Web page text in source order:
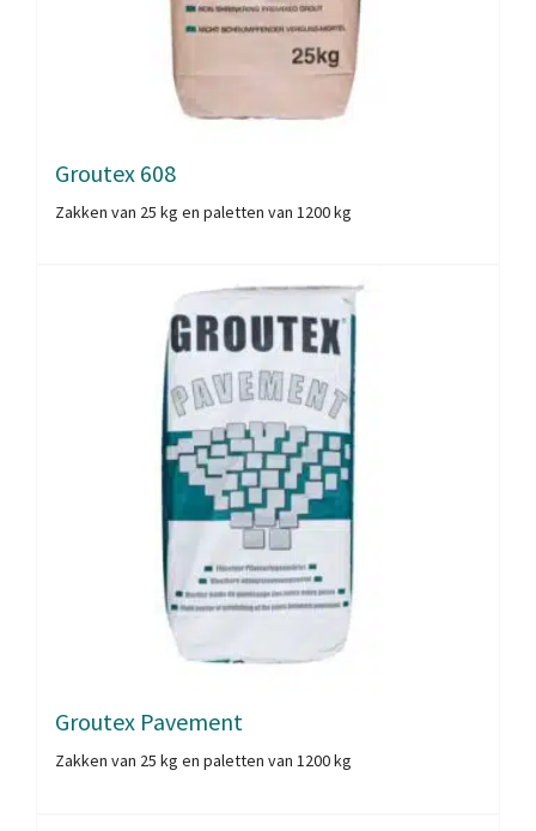
Groutex 608
Zakken van 25 kg en paletten van 1200 kg
Groutex Pavement
Zakken van 25 kg en paletten van 1200 kg